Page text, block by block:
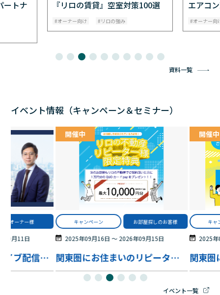
ートナ 『リロの賃貸』空室対策100選
オーナー向け リロの強み
エアコ
オーナー向
資料一覧
イベント情報（キャンペーン＆セミナー）
オーナー様
09月11日
【WEB 開催・アーカイブ配信あり】10年後に後悔しない資産戦略 ～贈与・NISAを活用して将来の選択肢を広げる考え方～
開催中
キャンペーン お部屋探しのお客様
2025年09月16日 〜 2026年09月15日
関東圏にお住まいのリピーター様限定特典！
開催中
キャ
2025
イベント一覧